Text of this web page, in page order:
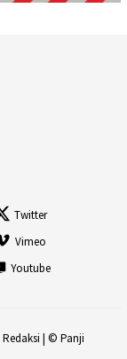
Twitter
Vimeo
Youtube
Redaksi | © Panji